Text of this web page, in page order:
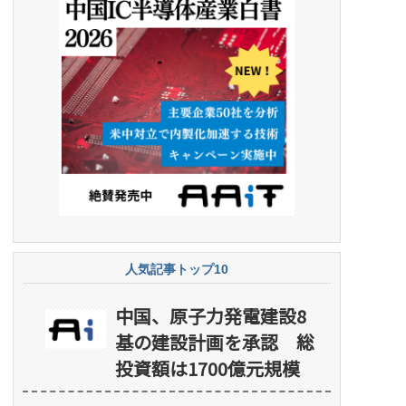
人気記事トップ10
中国、原子力発電建設8
基の建設計画を承認 総
投資額は1700億元規模